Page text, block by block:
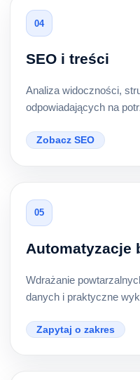
04
SEO i treści
Analiza widoczności,
odpowiadających na
Zobacz SEO
05
Automatyzacje
Wdrażanie
danych i praktyczne
Zapytaj o zakres